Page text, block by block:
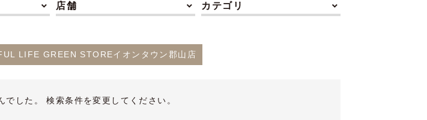
店舗 カテゴリ
LIFE GREEN STOREイオンタウン郡山店
した。 検索条件を変更してください。